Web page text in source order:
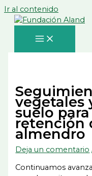
Ir al contenido
vegetales
suelo
retención
almendro
Deja un comentario
Continuamos